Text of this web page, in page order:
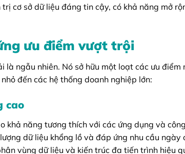
cơ sở dữ liệu đáng tin cậy, có khả năng mở
ưu điểm vượt trội
là ngẫu nhiên. Nó sở hữu một loạt các ưu điểm
đến các hệ thống doanh nghiệp lớn:
cao
khả năng tương thích với các ứng dụng và
dữ liệu khổng lồ và đáp ứng nhu cầu ngày
vùng dữ liệu và kiến trúc đa tiến trình hiệu